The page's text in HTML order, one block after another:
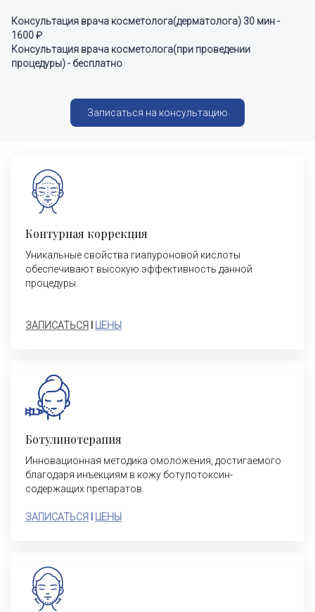
Консультация врача косметолога(дерматолога) 30 мин -
1600 ₽
Консультация врача косметолога(при проведении
процедуры) -бесплатно
Записаться на консультацию
Контурная коррекция
Уникальные свойства гиалуроновой кислоты
обеспечивают высокую эффективность данной
процедуры.
ЗАПИСАТЬСЯ ЦЕНЫ
Ботулинотерапия
Инновационная методика омоложения, достигаемого
благодаря инъекциям в кожу ботулотоксин-
содержащих препаратов.
ЗАПИСАТЬСЯ ЦЕНЫ